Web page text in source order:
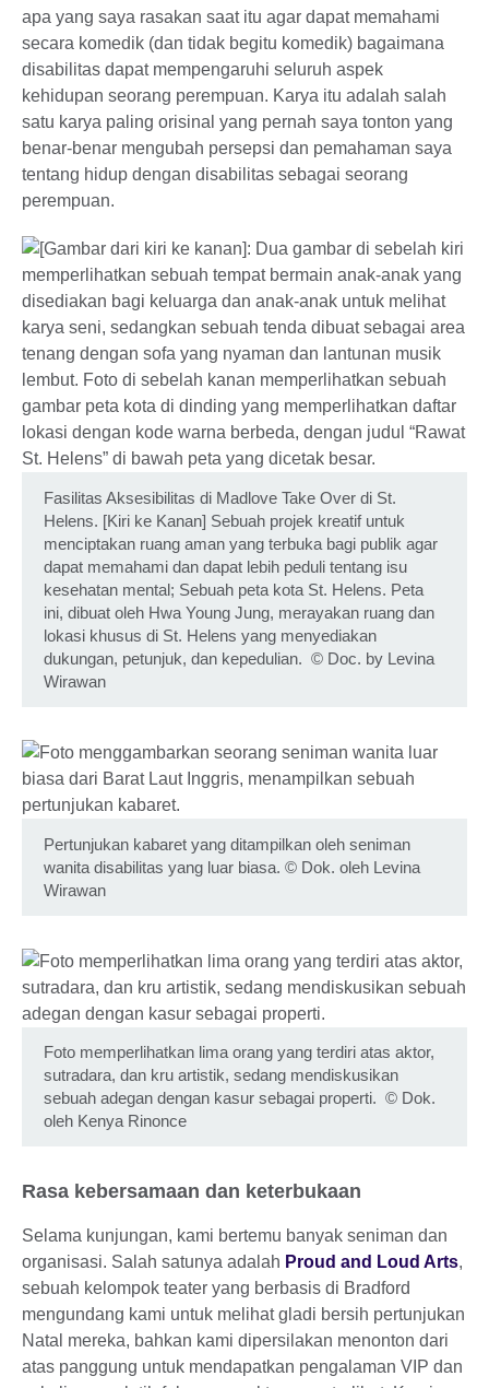
apa yang saya rasakan saat itu agar dapat memahami
secara komedik (dan tidak begitu komedik) bagaimana
disabilitas dapat mempengaruhi seluruh aspek
kehidupan seorang perempuan. Karya itu adalah salah
satu karya paling orisinal yang pernah saya tonton yang
benar-benar mengubah persepsi dan pemahaman saya
tentang hidup dengan disabilitas sebagai seorang
perempuan.
Fasilitas Aksesibilitas di Madlove Take Over di St.
Helens. [Kiri ke Kanan] Sebuah projek kreatif untuk
menciptakan ruang aman yang terbuka bagi publik agar
dapat memahami dan dapat lebih peduli tentang isu
kesehatan mental; Sebuah peta kota St. Helens. Peta
ini, dibuat oleh Hwa Young Jung, merayakan ruang dan
lokasi khusus di St. Helens yang menyediakan
dukungan, petunjuk, dan kepedulian. © Doc. by Levina
Wirawan
Pertunjukan kabaret yang ditampilkan oleh seniman
wanita disabilitas yang luar biasa. © Dok. oleh Levina
Wirawan
Foto memperlihatkan lima orang yang terdiri atas aktor,
sutradara, dan kru artistik, sedang mendiskusikan
sebuah adegan dengan kasur sebagai properti. © Dok.
oleh Kenya Rinonce
Rasa kebersamaan dan keterbukaan
Selama kunjungan, kami bertemu banyak seniman dan
organisasi. Salah satunya adalah Proud and Loud Arts,
sebuah kelompok teater yang berbasis di Bradford
mengundang kami untuk melihat gladi bersih pertunjukan
Natal mereka, bahkan kami dipersilakan menonton dari
atas panggung untuk mendapatkan pengalaman VIP dan